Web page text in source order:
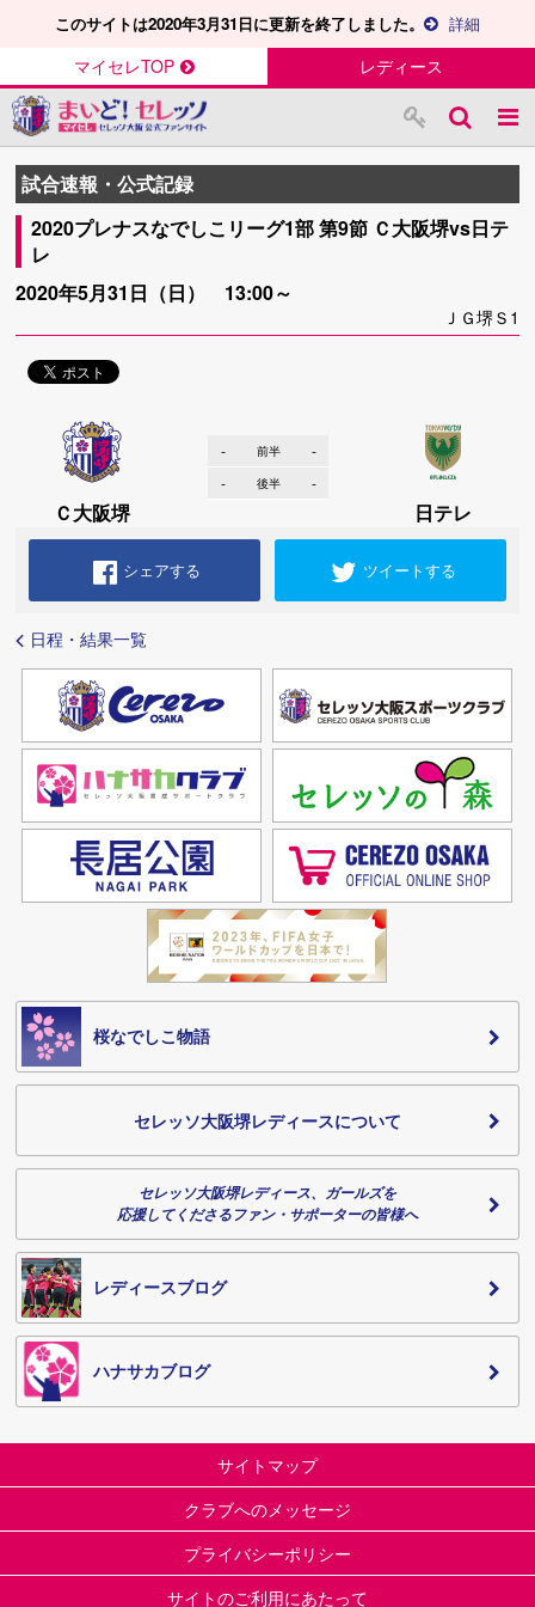
このサイトは2020年3月31日に更新を終了しました。 詳細
マイセレTOP レディース
試合速報・公式記録
2020プレナスなでしこリーグ1部 第9節 Ｃ大阪堺vs日テ
レ
2020年5月31日（日） 13:00～
ＪＧ堺Ｓ1
Ｃ大阪堺
- 前半
-
-
後半 -
日テレ
シェアする ツイートする
日程・結果一覧
桜なでしこ物語
セレッソ大阪堺レディースについて
セレッソ大阪堺レディース、ガールズを
応援してくださるファン・サポーターの皆様へ
レディースブログ
ハナサカブログ
サイトマップ
クラブへのメッセージ
プライバシーポリシー
サイトのご利用にあたって